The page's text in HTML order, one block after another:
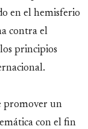
en el hemisferio
contra el
principios
promover un
con el fin